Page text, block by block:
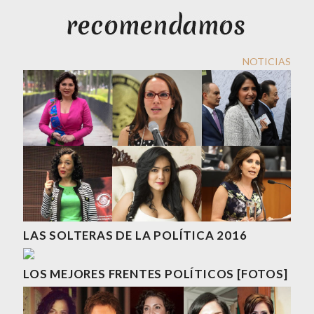
NOTICIAS
LAS SOLTERAS DE LA POLÍTICA 2016
LOS MEJORES FRENTES POLÍTICOS [FOTOS]